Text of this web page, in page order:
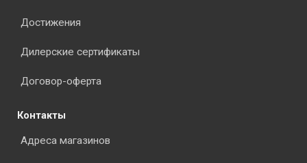
Достижения
Дилерские сертификаты
Договор-оферта
Контакты
Адреса магазинов